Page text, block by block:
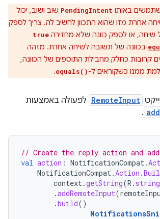
באותו PendingIntent שוב ושוב, יכול
אחרת מזו שהוא התכוון להשיב לה. צריך לספק
או לספק כוונה שלא מחזירה true
בכוונה של תשובה לשיחה אחרת. מזהה
קרובות כחלק מחבילת התוספים של הכוונה,
ממנו כשקוראים ל-equals()
.
RemoteInput לפעולה באמצעות
.
// Create the reply action and
val action : NotificationCompat .
NotificationCompat . Action .
context .getString(R . string
.addRemoteInput(
.build()